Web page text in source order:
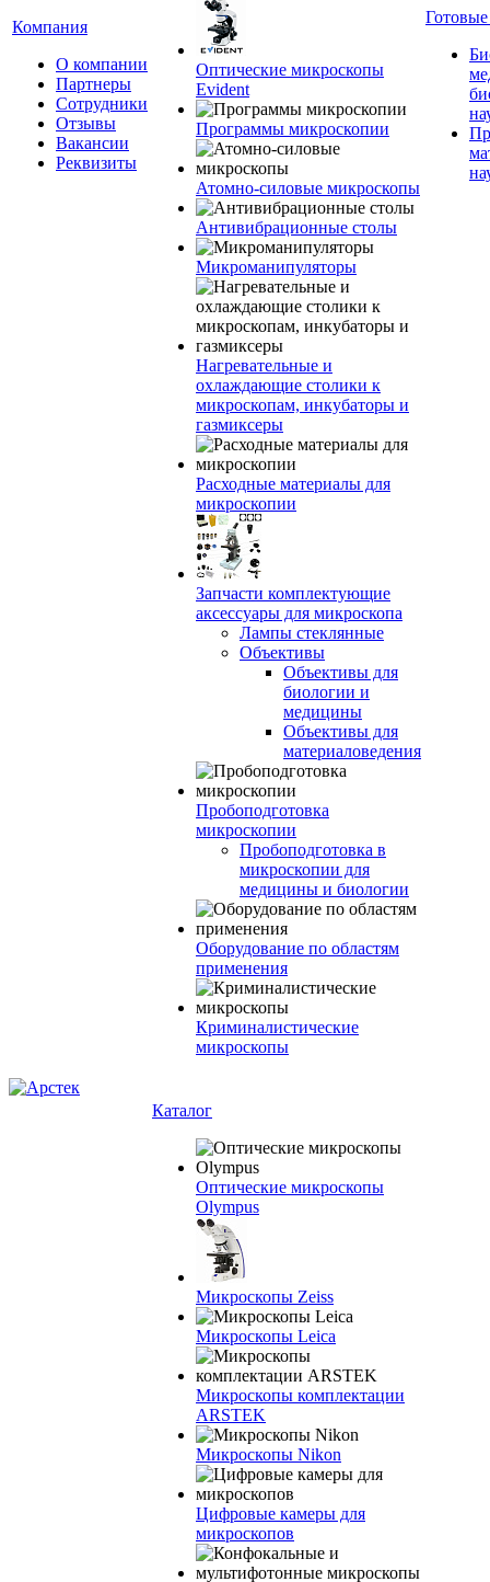
Компания
О компании
Партнеры
Сотрудники
Отзывы
Вакансии
Реквизиты
Оптические микроскопы
Evident
Программы микроскопии
Атомно-силовые микроскопы
Антивибрационные столы
Микроманипуляторы
Нагревательные и
охлаждающие столики к
микроскопам, инкубаторы и
газмиксеры
Расходные материалы для
микроскопии
Запчасти комплектующие
аксессуары для микроскопа
Лампы стеклянные
Объективы
Объективы для
биологии и
медицины
Объективы для
материаловедения
Пробоподготовка
микроскопии
Пробоподготовка в
микроскопии для
медицины и биологии
Оборудование по областям
применения
Криминалистические
микроскопы
Каталог
Оптические микроскопы
Olympus
Микроскопы Zeiss
Микроскопы Leica
Микроскопы комплектации
ARSTEK
Микроскопы Nikon
Цифровые камеры для
микроскопов